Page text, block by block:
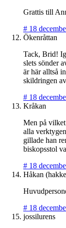
Grattis till
# 18
Ökenråttan
Tack, Brid!
slets sönder
är här alltså
skildringen
# 18
Kråkan
Men på
alla
gillade han
biskopsstol
# 18
Håkan
# 18
jossilurens